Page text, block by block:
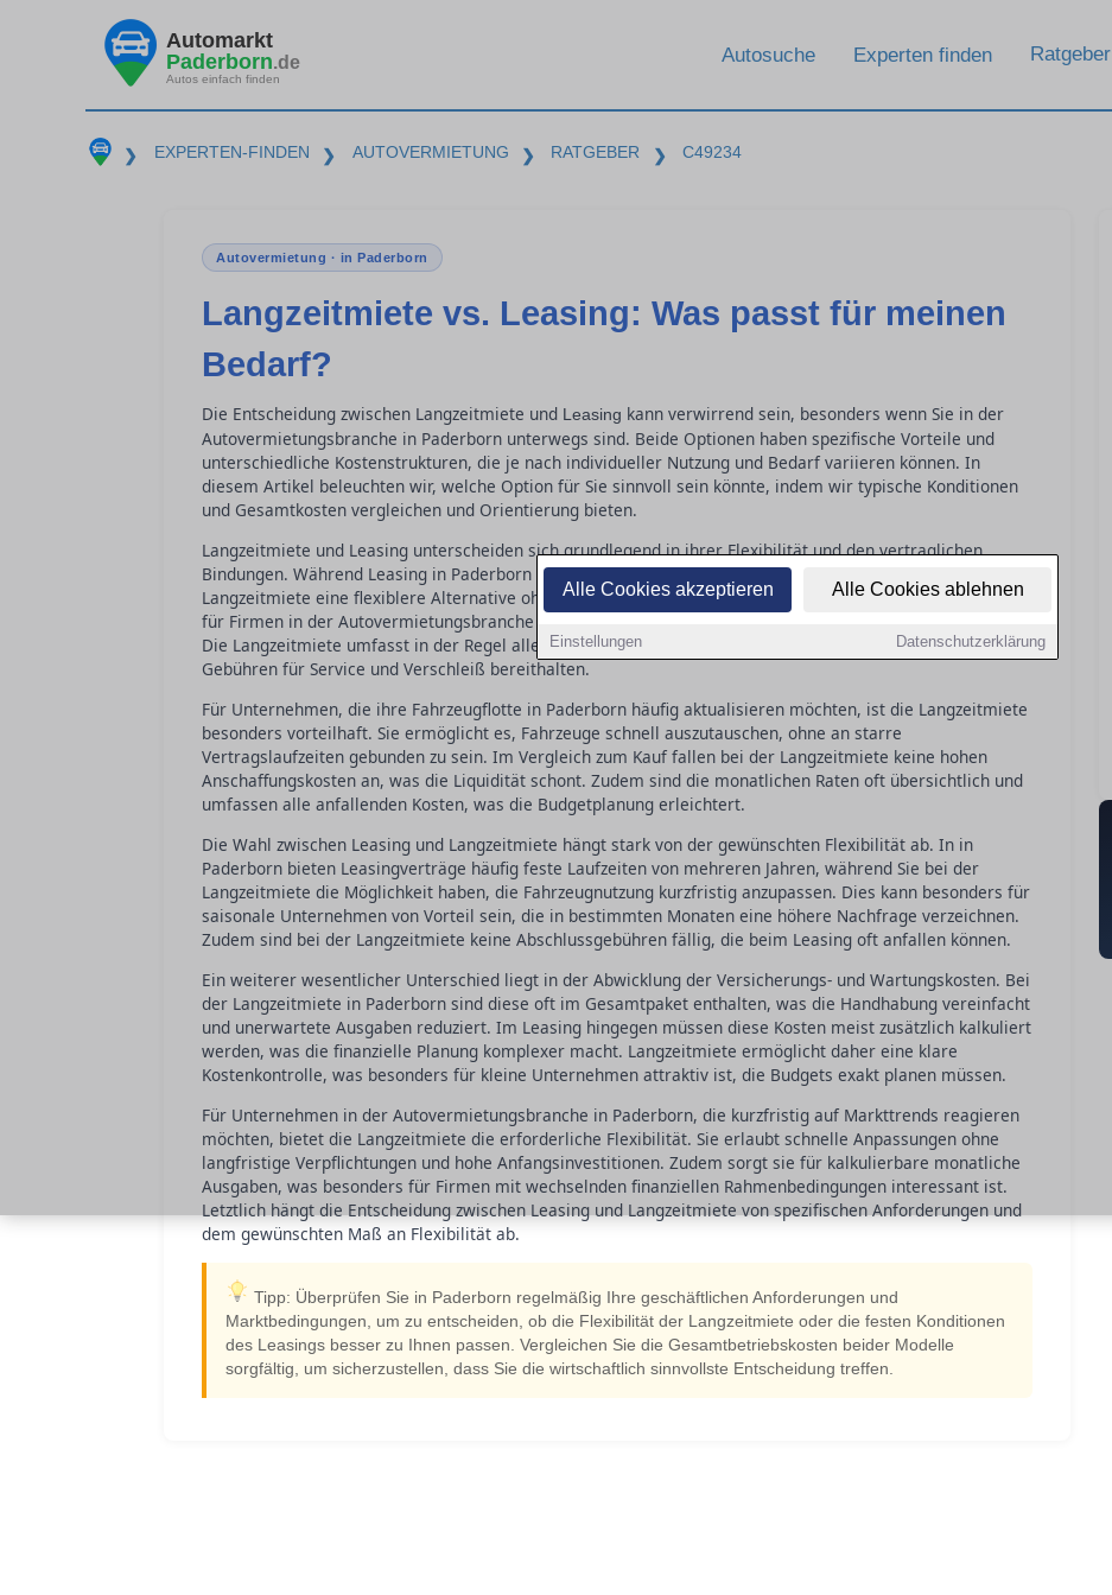
Alle Cookies akzeptieren Alle Cookies ablehnen
Einstellungen Datenschutzerklärung
Automarkt
Paderborn.de
Autos einfach finden
Autosuche Experten finden Ratgeber
❯ EXPERTEN-FINDEN ❯ AUTOVERMIETUNG ❯ RATGEBER ❯ C49234
Autovermietung · in Paderborn
Langzeitmiete vs. Leasing: Was passt für meinen
Bedarf?
Die Entscheidung zwischen Langzeitmiete und Leasing kann verwirrend sein, besonders wenn Sie in der
Autovermietungsbranche in Paderborn unterwegs sind. Beide Optionen haben spezifische Vorteile und
unterschiedliche Kostenstrukturen, die je nach individueller Nutzung und Bedarf variieren können. In
diesem Artikel beleuchten wir, welche Option für Sie sinnvoll sein könnte, indem wir typische Konditionen
und Gesamtkosten vergleichen und Orientierung bieten.
Langzeitmiete und Leasing unterscheiden sich grundlegend in ihrer Flexibilität und den vertraglichen
Bindungen. Während Leasing in Paderborn oft eine längere Vertragslaufzeit erfordert, bietet die
Langzeitmiete eine flexiblere Alternative ohne langfristige Verpflichtungen. Dies kann besonders attraktiv
für Firmen in der Autovermietungsbranche sein, die schnell auf Marktveränderungen reagieren müssen.
Die Langzeitmiete umfasst in der Regel alle Wartungskosten, während Leasingverträge oft zusätzliche
Gebühren für Service und Verschleiß bereithalten.
Für Unternehmen, die ihre Fahrzeugflotte in Paderborn häufig aktualisieren möchten, ist die Langzeitmiete
besonders vorteilhaft. Sie ermöglicht es, Fahrzeuge schnell auszutauschen, ohne an starre
Vertragslaufzeiten gebunden zu sein. Im Vergleich zum Kauf fallen bei der Langzeitmiete keine hohen
Anschaffungskosten an, was die Liquidität schont. Zudem sind die monatlichen Raten oft übersichtlich und
umfassen alle anfallenden Kosten, was die Budgetplanung erleichtert.
Die Wahl zwischen Leasing und Langzeitmiete hängt stark von der gewünschten Flexibilität ab. In in
Paderborn bieten Leasingverträge häufig feste Laufzeiten von mehreren Jahren, während Sie bei der
Langzeitmiete die Möglichkeit haben, die Fahrzeugnutzung kurzfristig anzupassen. Dies kann besonders für
saisonale Unternehmen von Vorteil sein, die in bestimmten Monaten eine höhere Nachfrage verzeichnen.
Zudem sind bei der Langzeitmiete keine Abschlussgebühren fällig, die beim Leasing oft anfallen können.
Ein weiterer wesentlicher Unterschied liegt in der Abwicklung der Versicherungs- und Wartungskosten. Bei
der Langzeitmiete in Paderborn sind diese oft im Gesamtpaket enthalten, was die Handhabung vereinfacht
und unerwartete Ausgaben reduziert. Im Leasing hingegen müssen diese Kosten meist zusätzlich kalkuliert
werden, was die finanzielle Planung komplexer macht. Langzeitmiete ermöglicht daher eine klare
Kostenkontrolle, was besonders für kleine Unternehmen attraktiv ist, die Budgets exakt planen müssen.
Für Unternehmen in der Autovermietungsbranche in Paderborn, die kurzfristig auf Markttrends reagieren
möchten, bietet die Langzeitmiete die erforderliche Flexibilität. Sie erlaubt schnelle Anpassungen ohne
langfristige Verpflichtungen und hohe Anfangsinvestitionen. Zudem sorgt sie für kalkulierbare monatliche
Ausgaben, was besonders für Firmen mit wechselnden finanziellen Rahmenbedingungen interessant ist.
Letztlich hängt die Entscheidung zwischen Leasing und Langzeitmiete von spezifischen Anforderungen und
dem gewünschten Maß an Flexibilität ab.
Tipp: Überprüfen Sie in Paderborn regelmäßig Ihre geschäftlichen Anforderungen und
Marktbedingungen, um zu entscheiden, ob die Flexibilität der Langzeitmiete oder die festen Konditionen
des Leasings besser zu Ihnen passen. Vergleichen Sie die Gesamtbetriebskosten beider Modelle
sorgfältig, um sicherzustellen, dass Sie die wirtschaftlich sinnvollste Entscheidung treffen.